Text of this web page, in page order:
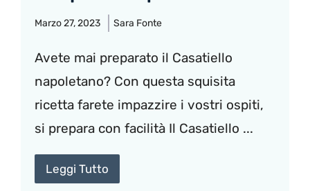
Marzo 27, 2023 Sara Fonte
Avete mai preparato il Casatiello
napoletano? Con questa squisita
ricetta farete impazzire i vostri ospiti,
si prepara con facilità Il Casatiello ...
Leggi Tutto